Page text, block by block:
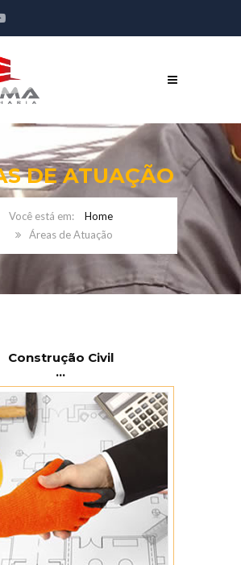
DE ATUAÇÃO
Home
Áreas de Atuação
Construção Civil
...